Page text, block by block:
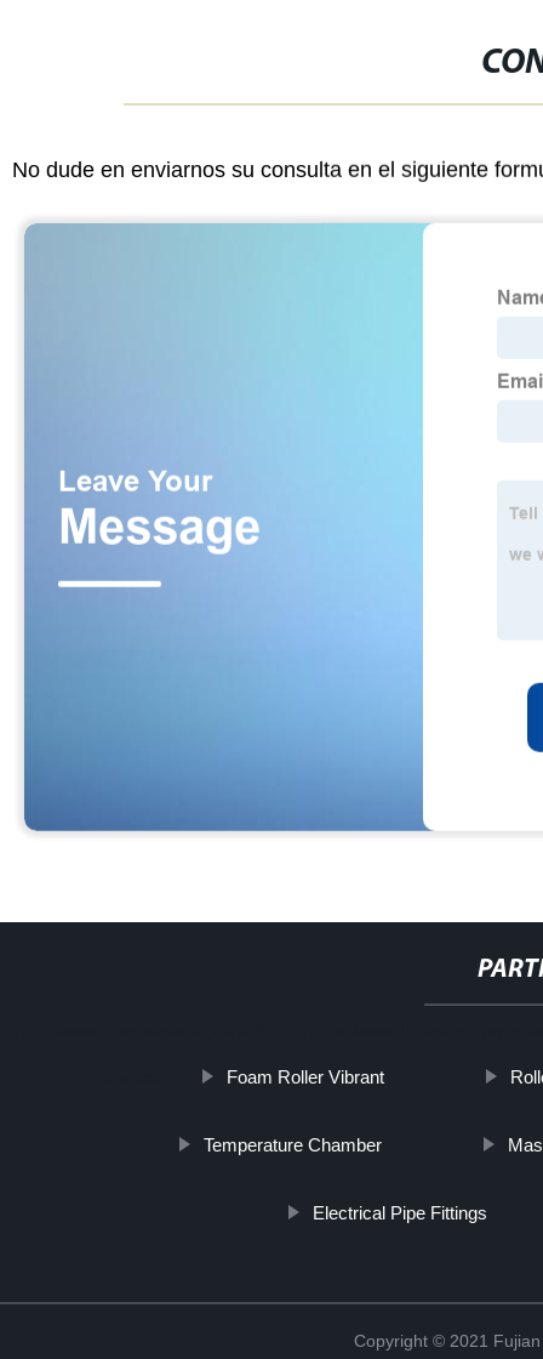
No dude en enviarnos su consulta en el siguiente
Foam Roller Vibrant
Temperature Chamber
Electrical Pipe Fittings
Copyright © 2021